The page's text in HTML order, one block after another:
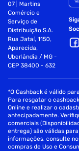
07 | Martins
Comércio e
Serviço de
Distribuição S.A.
Rua Jataí, 1150,
Aparecida,
Uberlândia / MG -
CEP 38400 - 632
*O Cashback é válido
Para resgatar o
Online e realizar o
antecipadamente.
comerciais
entrega) são válidas
informações, consulte
compras de Uso e